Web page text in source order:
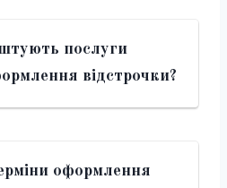
послуги
відстрочки?
оформлення